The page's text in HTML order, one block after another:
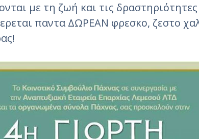
με τη ζωή και τις
παντα ΔΩΡΕΑΝ φρεσκο, ζεστο